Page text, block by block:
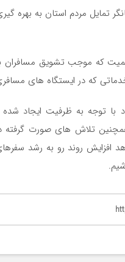
تمایل مردم استان به
که موجب تشویق مسافران
که در ایستگاه های
با توجه به ظرفیت ایجاد
تلاش های صورت گرفته
افزایش روند رو به رشد